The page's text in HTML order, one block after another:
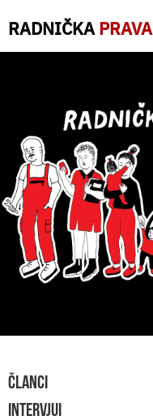
RADNIČKA PRAVA
ČLANCI
INTERVJUI